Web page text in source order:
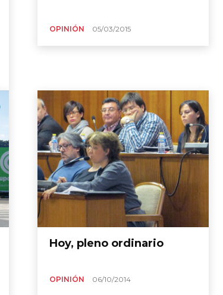
OPINIÓN 05/03/2015
Hoy, pleno ordinario
OPINIÓN 06/10/2014